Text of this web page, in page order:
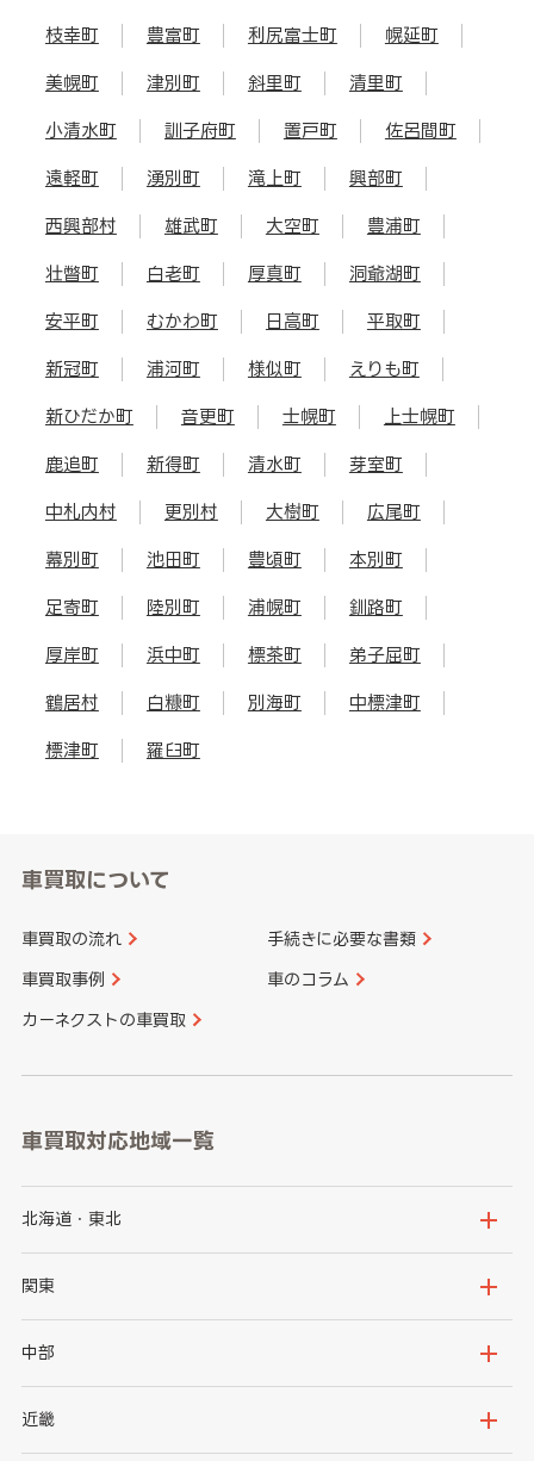
枝幸町 豊富町 利尻富士町 幌延町
美幌町 津別町 斜里町 清里町
小清水町 訓子府町 置戸町 佐呂間町
遠軽町 湧別町 滝上町 興部町
西興部村 雄武町 大空町 豊浦町
壮瞥町 白老町 厚真町 洞爺湖町
安平町 むかわ町 日高町 平取町
新冠町 浦河町 様似町 えりも町
新ひだか町 音更町 士幌町 上士幌町
鹿追町 新得町 清水町 芽室町
中札内村 更別村 大樹町 広尾町
幕別町 池田町 豊頃町 本別町
足寄町 陸別町 浦幌町 釧路町
厚岸町 浜中町 標茶町 弟子屈町
鶴居村 白糠町 別海町 中標津町
標津町 羅臼町
車買取について
車買取の流れ 手続きに必要な書類
車買取事例 車のコラム
カーネクストの車買取
車買取対応地域一覧
北海道・東北
北海道
岩手県
秋田県
関東
茨城県
群馬県
中部
新潟県
近畿